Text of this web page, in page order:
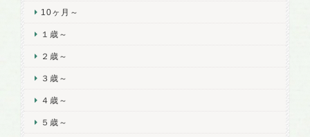
10ヶ月～
１歳～
２歳～
３歳～
４歳～
５歳～